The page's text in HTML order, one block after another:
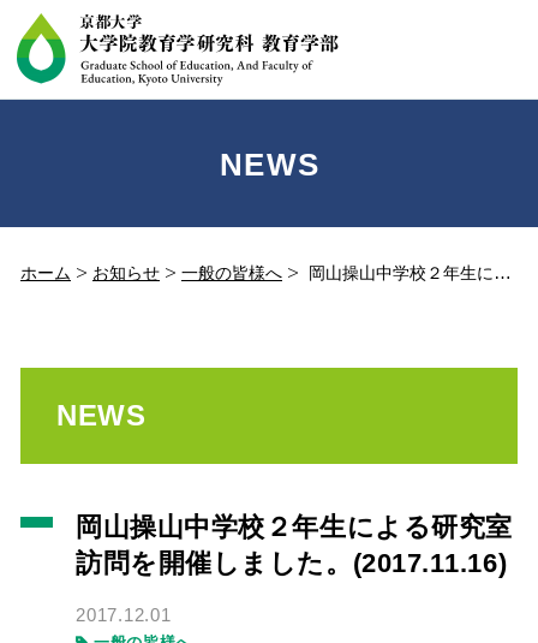
NEWS
ホーム お知らせ 一般の皆様へ 岡山操山中学校２年生による研究室訪問を開催しました。(2017.11.16)
NEWS
岡山操山中学校２年生による研究室
訪問を開催しました。(2017.11.16)
2017.12.01